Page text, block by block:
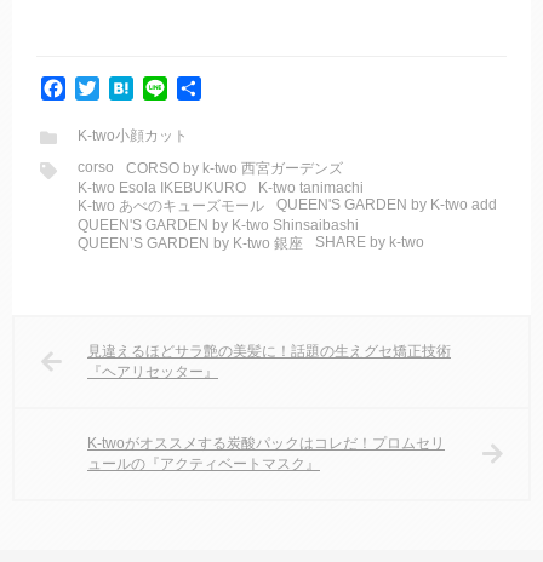
i
t
t
e
r
H
t
e
n
a
n
e
K-two小顔カット
corso
CORSO by k-two 西宮ガーデンズ
K-two Esola IKEBUKURO
K-two tanimachi
K-two あべのキューズモール
QUEEN'S GARDEN by K-two add
QUEEN'S GARDEN by K-two Shinsaibashi
QUEEN’S GARDEN by K-two 銀座
SHARE by k-two
見違えるほどサラ艶の美髪に！話題の生えグセ矯正技術
『ヘアリセッター』
K-twoがオススメする炭酸パックはコレだ！プロムセリ
ュールの『アクティベートマスク』